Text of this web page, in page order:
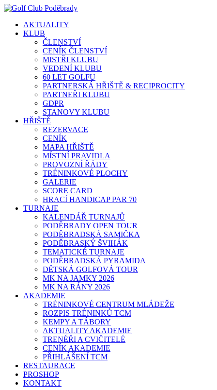
AKTUALITY
KLUB
ČLENSTVÍ
CENÍK ČLENSTVÍ
MISTŘI KLUBU
VEDENÍ KLUBU
60 LET GOLFU
PARTNERSKÁ HŘIŠTĚ & RECIPROCITY
PARTNEŘI KLUBU
GDPR
STANOVY KLUBU
HŘIŠTĚ
REZERVACE
CENÍK
MAPA HŘIŠTĚ
MÍSTNÍ PRAVIDLA
PROVOZNÍ ŘÁDY
TRÉNINKOVÉ PLOCHY
GALERIE
SCORE CARD
HRACÍ HANDICAP PAR 70
TURNAJE
KALENDÁŘ TURNAJŮ
PODĚBRADY OPEN TOUR
PODĚBRADSKÁ SAMIČKA
PODĚBRASKÝ ŠVIHÁK
TEMATICKÉ TURNAJE
PODĚBRADSKÁ PYRAMIDA
DĚTSKÁ GOLFOVÁ TOUR
MK NA JAMKY 2026
MK NA RÁNY 2026
AKADEMIE
TRÉNINKOVÉ CENTRUM MLÁDEŽE
ROZPIS TRÉNINKŮ TCM
KEMPY A TÁBORY
AKTUALITY AKADEMIE
TRENÉŘI A CVIČITELÉ
CENÍK AKADEMIE
PŘIHLÁŠENÍ TCM
RESTAURACE
PROSHOP
KONTAKT